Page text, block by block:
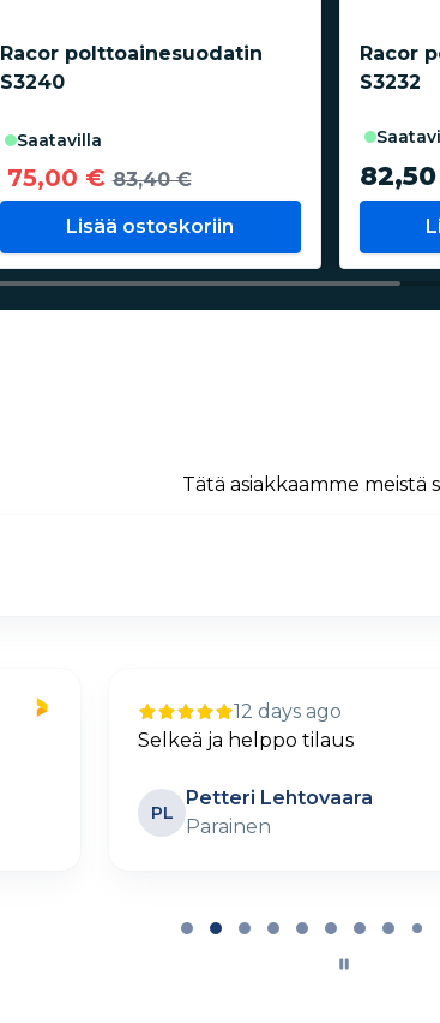
Racor polttoainesuodatin
S3240
saatavilla
75,00 € 83,40 €
Lisää ostoskoriin
Racor
S3232
Tätä asiakkaamme meistä
12 days ago
Selkeä ja helppo tilaus
PL
Petteri Lehtovaara
Parainen